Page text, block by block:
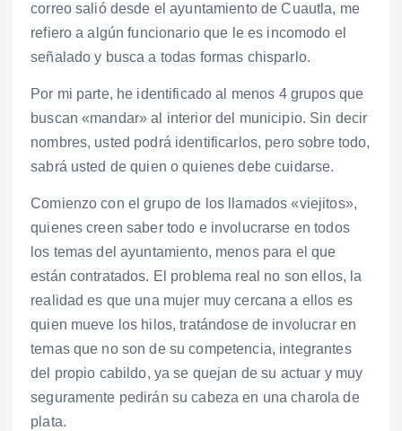
correo salió desde el ayuntamiento de Cuautla, me
refiero a algún funcionario que le es incomodo el
señalado y busca a todas formas chisparlo.
Por mi parte, he identificado al menos 4 grupos que
buscan «mandar» al interior del municipio. Sin decir
nombres, usted podrá identificarlos, pero sobre todo,
sabrá usted de quien o quienes debe cuidarse.
Comienzo con el grupo de los llamados «viejitos»,
quienes creen saber todo e involucrarse en todos
los temas del ayuntamiento, menos para el que
están contratados. El problema real no son ellos, la
realidad es que una mujer muy cercana a ellos es
quien mueve los hilos, tratándose de involucrar en
temas que no son de su competencia, integrantes
del propio cabildo, ya se quejan de su actuar y muy
seguramente pedirán su cabeza en una charola de
plata.